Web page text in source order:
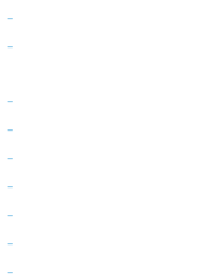
-
-
-
-
-
-
-
-
-